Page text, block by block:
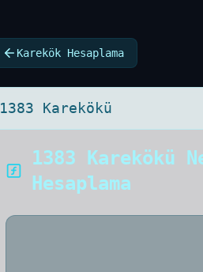
Karekök Hesaplama
1383 Karekökü
1383 Karekökü
Hesaplama